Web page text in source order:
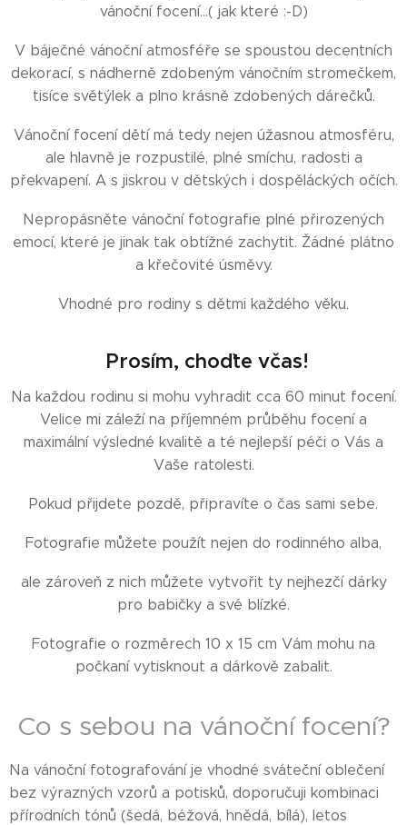
vánoční focení…( jak které :-D)
V báječné vánoční atmosféře se spoustou decentních
dekorací, s nádherně zdobeným vánočním stromečkem,
tisíce světýlek a plno krásně zdobených dárečků.
Vánoční focení dětí má tedy nejen úžasnou atmosféru,
ale hlavně je rozpustilé, plné smíchu, radosti a
překvapení. A s jiskrou v dětských i dospěláckých očích.
Nepropásněte vánoční fotografie plné přirozených
emocí, které je jinak tak obtížné zachytit. Žádné plátno
a křečovité úsměvy.
Vhodné pro rodiny s dětmi každého věku.
Prosím, choďte včas!
Na každou rodinu si mohu vyhradit cca 60 minut focení.
Velice mi záleží na příjemném průběhu focení a
maximální výsledné kvalitě a té nejlepší péči o Vás a
Vaše ratolesti.
Pokud přijdete pozdě, připravíte o čas sami sebe.
Fotografie můžete použít nejen do rodinného alba,
ale zároveň z nich můžete vytvořit ty nejhezčí dárky
pro babičky a své blízké.
Fotografie o rozměrech 10 x 15 cm Vám mohu na
počkaní vytisknout a dárkově zabalit.
Co s sebou na vánoční focení?
Na vánoční fotografování je vhodné sváteční oblečení
bez výrazných vzorů a potisků, doporučuji kombinaci
přírodních tónů (šedá, béžová, hnědá, bílá), letos